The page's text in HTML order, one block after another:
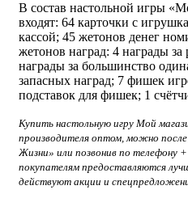
В состав настольной игры
входят: 64 карточки с
кассой; 45 жетонов денег
жетонов наград: 4 награды за
награды за большинство
запасных наград; 7 фишек
подставок для фишек; 1
Купить настольную игру Мой
производителя оптом, можно
Жизни» или позвонив по телефону
покупателям предоставляются
действуют акции и